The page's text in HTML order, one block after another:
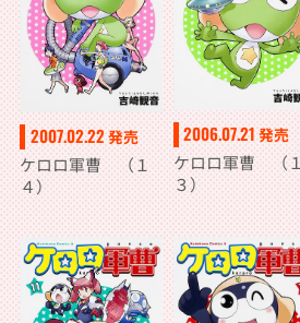
2007.02.22 発売
ケロロ軍曹 （１
４）
2006.07.21 発売
ケロロ軍曹 （１
３）